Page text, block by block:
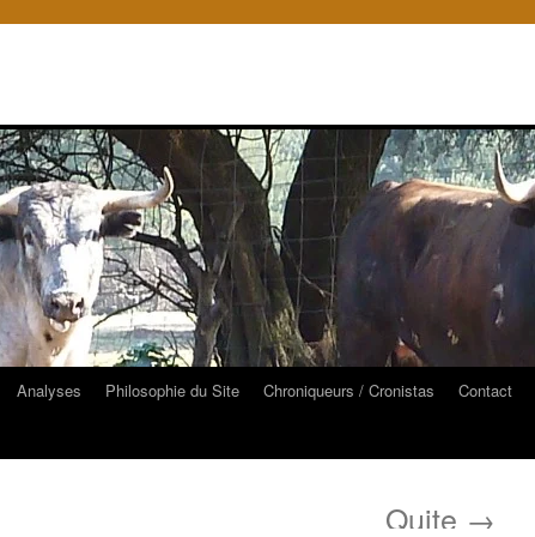
Analyses Philosophie du Site Chroniqueurs / Cronistas Contact
Quite →